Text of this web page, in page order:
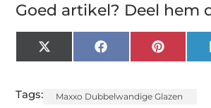
Goed artikel? Deel hem
X
(Twitter)
Facebook
Tags: Maxxo Dubbelwandige Glazen